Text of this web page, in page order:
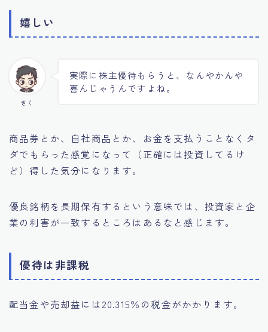
嬉しい
きく
実際に株主優待もらうと、なんやかんや
喜んじゃうんですよね。
商品券とか、自社商品とか、お金を支払うことなくタ
ダでもらった感覚になって（正確には投資してるけ
ど）得した気分になります。
優良銘柄を長期保有するという意味では、投資家と企
業の利害が一致するところはあるなと感じます。
優待は非課税
配当金や売却益には20.315％の税金がかかります。